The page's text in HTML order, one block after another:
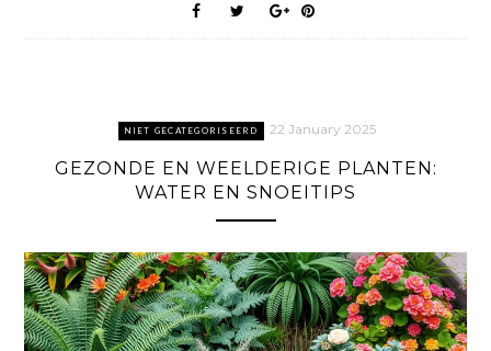
NIET GECATEGORISEERD 22 January 2025
GEZONDE EN WEELDERIGE PLANTEN:
WATER EN SNOEITIPS